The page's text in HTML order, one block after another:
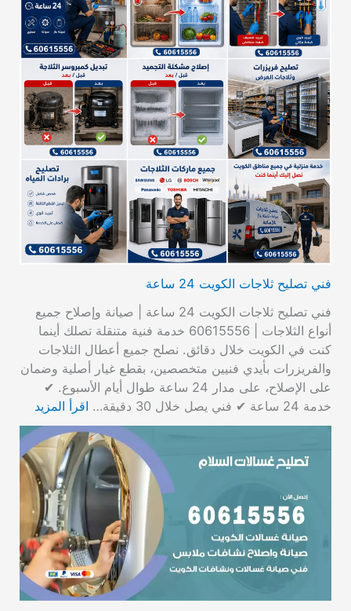
فني تصليح ثلاجات الكويت 24 ساعة
فني تصليح ثلاجات الكويت 24 ساعة | صيانة وإصلاح جميع
أنواع الثلاجات | 60615556 خدمة فنية متنقلة تصلك أينما
كنت في الكويت خلال دقائق. نصلح جميع أعطال الثلاجات
والفريزرات بأيدي فنيين متخصصين، بقطع غيار أصلية وضمان
على الإصلاح، على مدار 24 ساعة طوال أيام الأسبوع. ✔
خدمة 24 ساعة ✔ فني يصل خلال 30 دقيقة…
اقرأ المزيد